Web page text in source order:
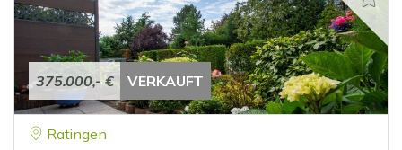
375.000,- € VERKAUFT
Ratingen